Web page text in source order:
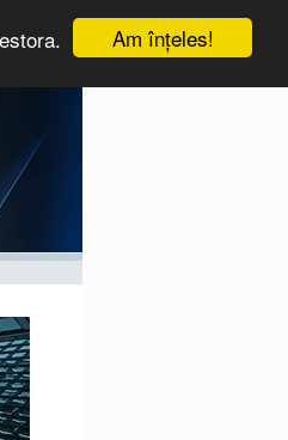
Am înţeles!